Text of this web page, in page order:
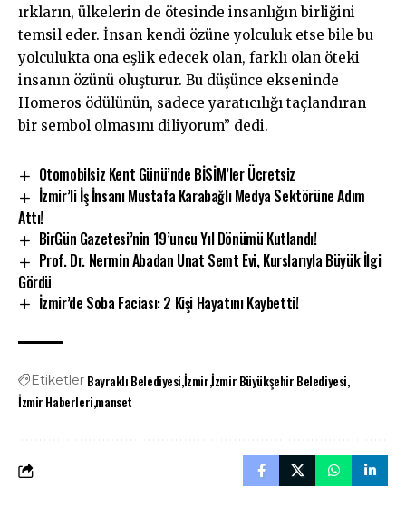
ırkların, ülkelerin de ötesinde insanlığın birliğini
temsil eder. İnsan kendi özüne yolculuk etse bile bu
yolculukta ona eşlik edecek olan, farklı olan öteki
insanın özünü oluşturur. Bu düşünce ekseninde
Homeros ödülünün, sadece yaratıcılığı taçlandıran
bir sembol olmasını diliyorum” dedi.
Otomobilsiz Kent Günü’nde BİSİM’ler Ücretsiz
İzmir’li İş İnsanı Mustafa Karabağlı Medya Sektörüne Adım
Attı!
BirGün Gazetesi’nin 19’uncu Yıl Dönümü Kutlandı!
Prof. Dr. Nermin Abadan Unat Semt Evi, Kurslarıyla Büyük İlgi
Gördü
İzmir’de Soba Faciası: 2 Kişi Hayatını Kaybetti!
Etiketler Bayraklı Belediyesiİzmirİzmir Büyükşehir Belediyesi
İzmir Haberlerimanset